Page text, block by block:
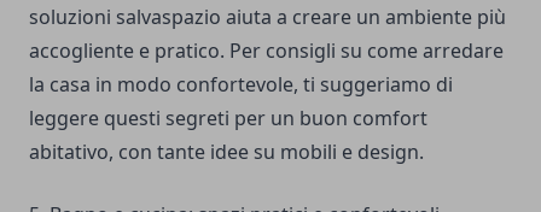
soluzioni salvaspazio aiuta a creare un ambiente più
accogliente e pratico. Per consigli su come arredare
la casa in modo confortevole, ti suggeriamo di
leggere questi segreti per un buon comfort
abitativo, con tante idee su mobili e design.